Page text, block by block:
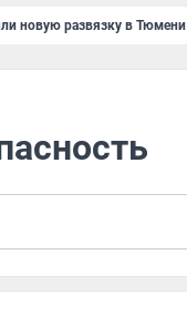
новую развязку в Тюмени